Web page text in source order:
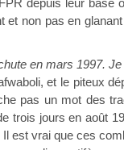
depuis leur base
non pas en
en mars 1997.
et le piteux
pas un mot des
trois jours en août
est vrai que ces